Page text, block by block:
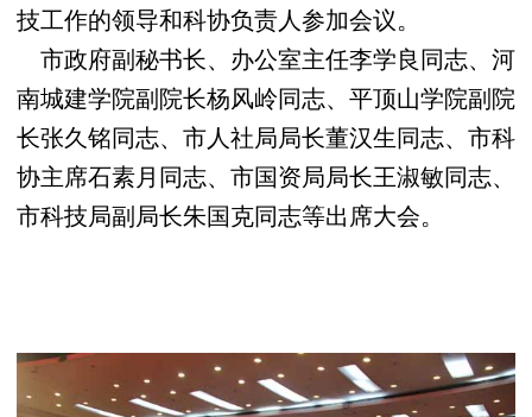
技工作的领导和科协负责人参加会议。
市政府副秘书长、办公室主任李学良同志、河
南城建学院副院长杨风岭同志、平顶山学院副院
长张久铭同志、市人社局局长董汉生同志、市科
协主席石素月同志、市国资局局长王淑敏同志、
市科技局副局长朱国克同志等出席大会。